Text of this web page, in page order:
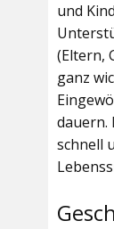
und
(Eltern,
ganz
dauern.
schnell